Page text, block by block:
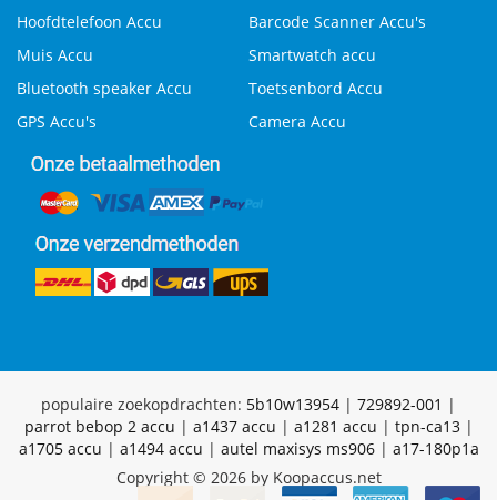
Hoofdtelefoon Accu
Barcode Scanner Accu's
Muis Accu
Smartwatch accu
Bluetooth speaker Accu
Toetsenbord Accu
GPS Accu's
Camera Accu
populaire zoekopdrachten: 5b10w13954 | 729892-001 |
parrot bebop 2 accu | a1437 accu | a1281 accu | tpn-ca13|
a1705 accu | a1494 accu | autel maxisys ms906| a17-180p1a
Copyright © 2026 by Koopaccus.net